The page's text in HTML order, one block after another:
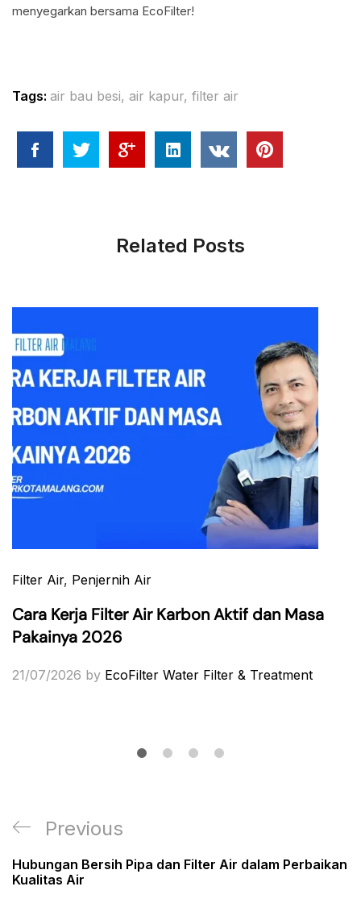
menyegarkan bersama EcoFilter!
Tags: air bau besi, air kapur, filter air
Related Posts
Filter Air, Penjernih Air
Cara Kerja Filter Air Karbon Aktif dan Masa
Pakainya 2026
21/07/2026 by EcoFilter Water Filter & Treatment
Post
Previous
Post
Previous
Hubungan Bersih Pipa dan Filter Air dalam Perbaikan
Kualitas Air